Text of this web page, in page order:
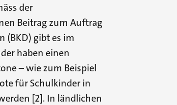
der
Beitrag zum Auftrag
(BKD) gibt es im
haben einen
– wie zum Beispiel
für Schulkinder in
[2]. In ländlichen